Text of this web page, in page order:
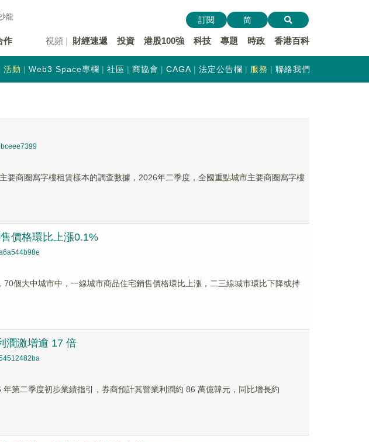
龍
作 視頻 財經速遞 投資 港股100強 科技 專題 時政 香港百科
訂閱 简
活動 Web3 Space專欄 社區 商協會 CAGA 法定公告欄 服務 聯絡我們
要商圈寫字樓租賃樣本的調查數據，2026年二季度，全國重點城市主要商圈寫字樓
價格環比上漲0.1%
個大中城市中，一線城市商品住宅銷售價格環比上漲，二三線城市環比下降或持
潤激增逾 17 倍
第二季度初步業績指引，券商預計其營業利潤約 86 萬億韓元，同比增長約